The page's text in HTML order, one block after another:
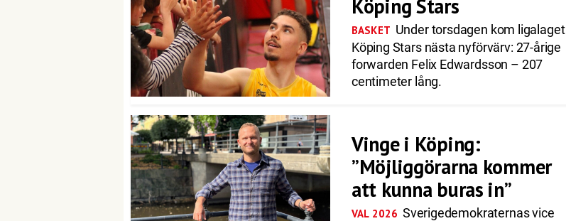
Köping Stars
BASKET Under torsdagen kom ligalaget
Köping Stars nästa nyförvärv: 27-årige
forwarden Felix Edwardsson – 207
centimeter lång.
Vinge i Köping:
”Möjliggörarna kommer
att kunna buras in”
VAL 2026 Sverigedemokraternas vice